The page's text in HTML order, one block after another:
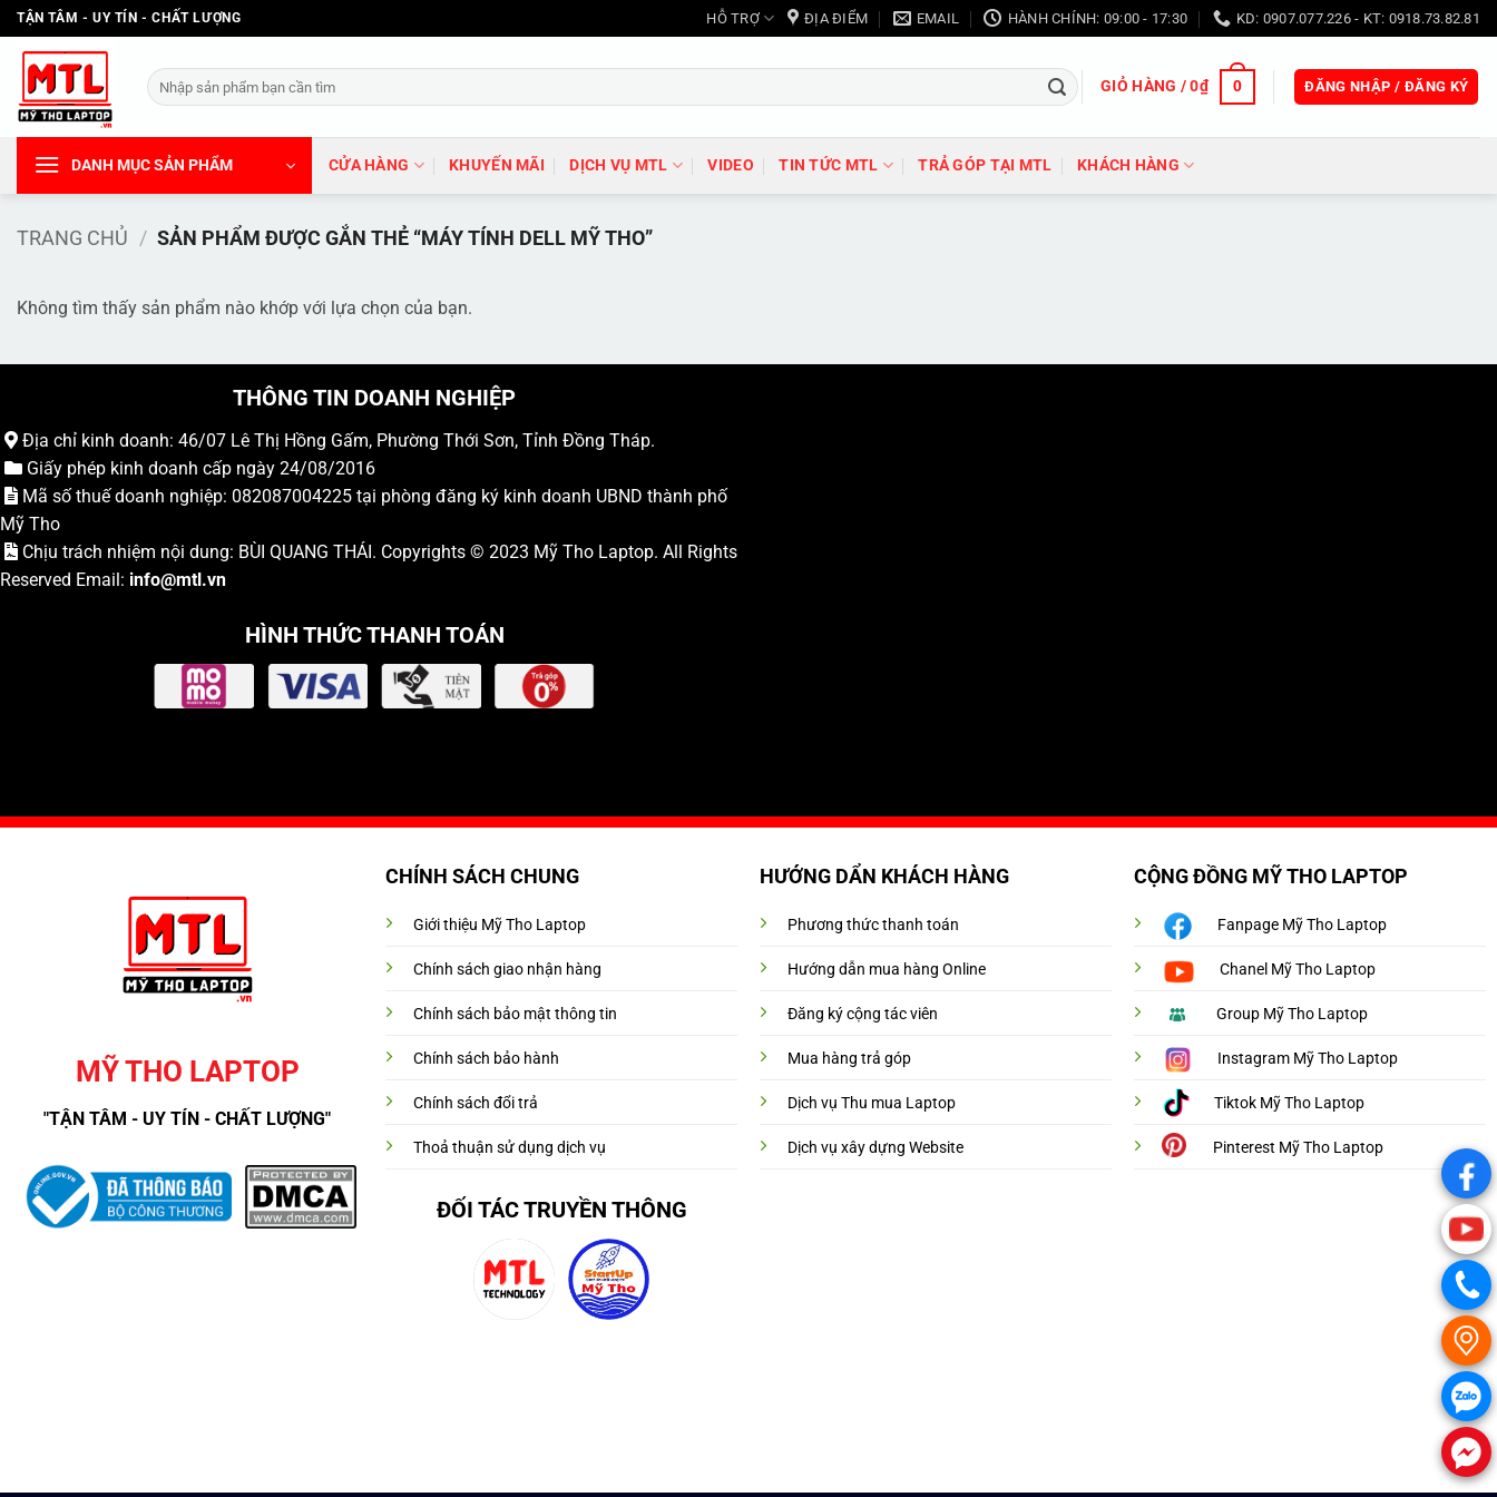
Bỏ
qua
dung
TẬN TÂM - UY TÍN - CHẤT LƯỢNG HỖ TRỢ ĐỊA ĐIỂM EMAIL HÀNH CHÍNH: 09:00 - 17:30 KD: 0907.077.226 - KT: 0918.73.82.81
Tìm
kiếm:
GIỎ HÀNG /0₫ 0 ĐĂNG NHẬP / ĐĂNG KÝ
DANH MỤC SẢN PHẨM CỬA HÀNG KHUYẾN MÃI DỊCH VỤ MTL VIDEO TIN TỨC MTL TRẢ GÓP TẠI MTL KHÁCH HÀNG
TRANG CHỦ / SẢN PHẨM ĐƯỢC GẮN THẺ “MÁY TÍNH DELL MỸ THO”
Không tìm thấy sản phẩm nào khớp với lựa chọn của bạn.
THÔNG TIN DOANH NGHIỆP
Địa chỉ kinh doanh: 46/07 Lê Thị Hồng Gấm, Phường Thới Sơn, Tỉnh Đồng Tháp.
Giấy phép kinh doanh cấp ngày 24/08/2016
Mã số thuế doanh nghiệp: 082087004225 tại phòng đăng ký kinh doanh UBND thành phố
Mỹ Tho
Chịu trách nhiệm nội dung: BÙI QUANG THÁI. Copyrights © 2023 Mỹ Tho Laptop. All Rights
Reserved Email: info@mtl.vn
HÌNH THỨC THANH TOÁN
MỸ THO LAPTOP
"TẬN TÂM - UY TÍN - CHẤT LƯỢNG"
CHÍNH SÁCH CHUNG
Giới thiệu Mỹ Tho Laptop
Chính sách giao nhận hàng
Chính sách bảo mật thông tin
Chính sách bảo hành
Chính sách đổi trả
Thoả thuận sử dụng dịch vụ
ĐỐI TÁC TRUYỀN THÔNG
HƯỚNG DẨN KHÁCH HÀNG
Phương thức thanh toán
Hướng dẫn mua hàng Online
Đăng ký cộng tác viên
Mua hàng trả góp
Dịch vụ Thu mua Laptop
Dịch vụ xây dựng Website
CỘNG ĐỒNG MỸ THO LAPTOP
Fanpage Mỹ Tho Laptop
Chanel Mỹ Tho Laptop
Group Mỹ Tho Laptop
Instagram Mỹ Tho Laptop
Tiktok Mỹ Tho Laptop
Pinterest Mỹ Tho Laptop
.
.
.
.
.
.